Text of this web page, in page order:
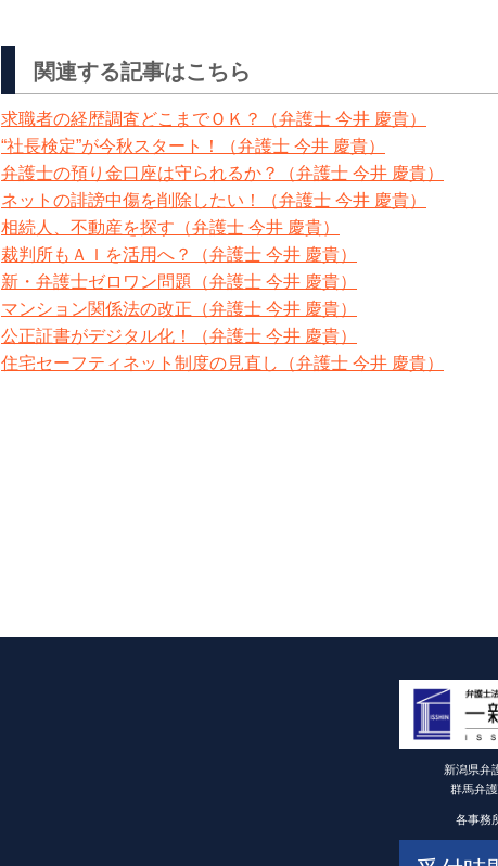
関連する記事はこちら
求職者の経歴調査どこまでＯＫ？（弁護士 今井 慶貴）
“社長検定”が今秋スタート！（弁護士 今井 慶貴）
弁護士の預り金口座は守られるか？（弁護士 今井 慶貴）
ネットの誹謗中傷を削除したい！（弁護士 今井 慶貴）
相続人、不動産を探す（弁護士 今井 慶貴）
裁判所もＡＩを活用へ？（弁護士 今井 慶貴）
新・弁護士ゼロワン問題（弁護士 今井 慶貴）
マンション関係法の改正（弁護士 今井 慶貴）
公正証書がデジタル化！（弁護士 今井 慶貴）
住宅セーフティネット制度の見直し（弁護士 今井 慶貴）
新潟県弁
群馬弁
各事務